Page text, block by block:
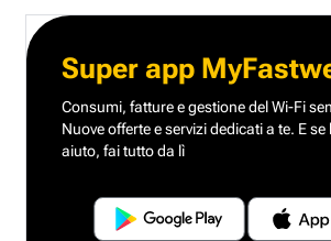
Super app
Consumi, fatture e gestione del Wi-Fi
Nuove offerte e servizi dedicati a te. E
aiuto, fai tutto da lì